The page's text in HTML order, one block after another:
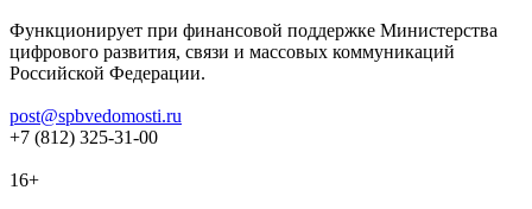
Функционирует при финансовой поддержке Министерства
цифрового развития, связи и массовых коммуникаций
Российской Федерации.
post@spbvedomosti.ru
+7 (812) 325-31-00
16+